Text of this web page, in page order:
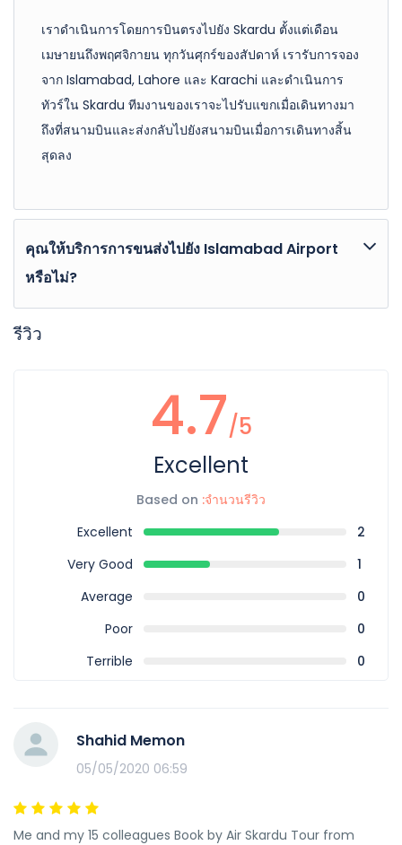
เราดำเนินการโดยการบินตรงไปยัง Skardu ตั้งแต่เดือน
เมษายนถึงพฤศจิกายน ทุกวันศุกร์ของสัปดาห์ เรารับการจอง
จาก Islamabad, Lahore และ Karachi และดำเนินการ
ทัวร์ใน Skardu ทีมงานของเราจะไปรับแขกเมื่อเดินทางมา
ถึงที่สนามบินและส่งกลับไปยังสนามบินเมื่อการเดินทางสิ้น
สุดลง
คุณให้บริการการขนส่งไปยัง Islamabad Airport
หรือไม่?
และส่งกลับไปยังสนามบิน Skardu.
รีวิว
4.7/5
Excellent
Based on :จำนวนรีวิว
Excellent
2
Very Good
1
Average
0
Poor
0
Terrible
0
Shahid Memon
05/05/2020 06:59
Me and my 15 colleagues Book by Air Skardu Tour from